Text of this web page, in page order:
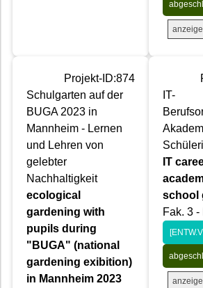
Projekt-ID:874
Schulgarten auf der
BUGA 2023 in
Mannheim - Lernen
und Lehren von
gelebter
Nachhaltigkeit
ecological
gardening with
pupils during
"BUGA" (national
gardening exibition)
in Mannheim 2023
IT-
IT
school
Fak. 3